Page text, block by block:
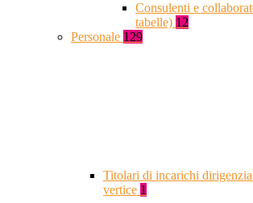
Consulenti e
tabelle) 12
Personale 129
Titolari di incarichi
vertice 1